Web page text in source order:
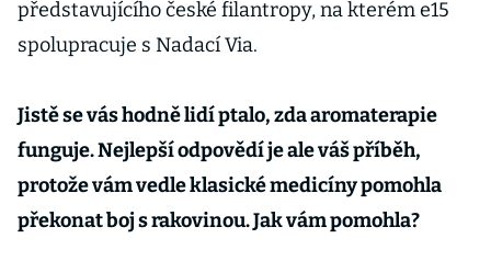
představujícího české filantropy, na kterém e15
spolupracuje s Nadací Via.
Jistě se vás hodně lidí ptalo, zda aromaterapie
funguje. Nejlepší odpovědí je ale váš příběh,
protože vám vedle klasické medicíny pomohla
překonat boj s rakovinou. Jak vám pomohla?